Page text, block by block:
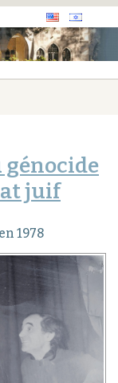
génocide
juif
1978